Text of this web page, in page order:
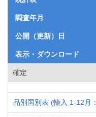
調査年月
公開（更新）日
表示・ダウンロード
確定
品別国別表 (輸入 1-12